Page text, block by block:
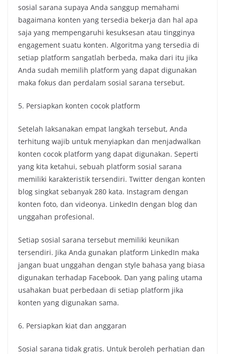
sosial sarana supaya Anda sanggup memahami
bagaimana konten yang tersedia bekerja dan hal apa
saja yang mempengaruhi kesuksesan atau tingginya
engagement suatu konten. Algoritma yang tersedia di
setiap platform sangatlah berbeda, maka dari itu jika
Anda sudah memilih platform yang dapat digunakan
maka fokus dan perdalam sosial sarana tersebut.
5. Persiapkan konten cocok platform
Setelah laksanakan empat langkah tersebut, Anda
terhitung wajib untuk menyiapkan dan menjadwalkan
konten cocok platform yang dapat digunakan. Seperti
yang kita ketahui, sebuah platform sosial sarana
memiliki karakteristik tersendiri. Twitter dengan konten
blog singkat sebanyak 280 kata. Instagram dengan
konten foto, dan videonya. LinkedIn dengan blog dan
unggahan profesional.
Setiap sosial sarana tersebut memiliki keunikan
tersendiri. Jika Anda gunakan platform LinkedIn maka
jangan buat unggahan dengan style bahasa yang biasa
digunakan terhadap Facebook. Dan yang paling utama
usahakan buat perbedaan di setiap platform jika
konten yang digunakan sama.
6. Persiapkan kiat dan anggaran
Sosial sarana tidak gratis. Untuk beroleh perhatian dan